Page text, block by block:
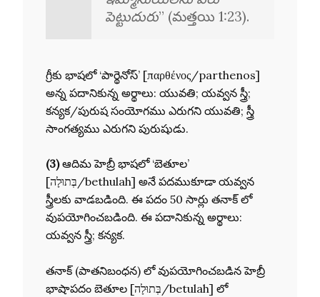
పెట్టుదురు” (మత్తయి 1:23).
గ్రీకు భాషలో ‘పార్థెనోస్’ [παρθένος/parthenos]
అన్న పదానికున్న అర్థాలు: యువతి; యవ్వన స్త్రీ;
కన్యక/పురుష సంయోగము ఎరుగని యువతి; స్త్రీ
సాంగత్యము ఎరుగని పురుషుడు.
(3)ఆదిమ హెబ్రీ భాషలో ‘బెతూల’
[בְּתוּלָה/bethulah] అనే పదముకూడా యవ్వన
స్త్రీలకు వాడబడింది. ఈ పదం 50 సార్లు తనాక్ లో
వుపయోగించబడింది. ఈ పదానికున్న అర్థాలు:
యవ్వన స్త్రీ; కన్యక.
తనాక్ (పాతనిబంధన) లో వుపయోగించబడిన హెబ్రీ
భాషాపదం బెతూల [בְּתוּלָה/betulah] లో